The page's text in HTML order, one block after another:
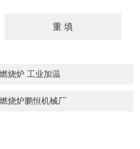
烧炉 工业加温
烧炉鹏恒机械厂